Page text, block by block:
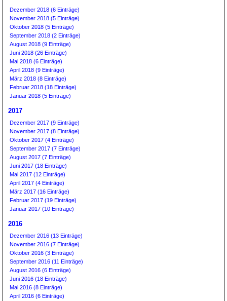
Dezember 2018 (6 Einträge)
November 2018 (5 Einträge)
Oktober 2018 (5 Einträge)
September 2018 (2 Einträge)
August 2018 (9 Einträge)
Juni 2018 (26 Einträge)
Mai 2018 (6 Einträge)
April 2018 (9 Einträge)
März 2018 (8 Einträge)
Februar 2018 (18 Einträge)
Januar 2018 (5 Einträge)
2017
Dezember 2017 (9 Einträge)
November 2017 (8 Einträge)
Oktober 2017 (4 Einträge)
September 2017 (7 Einträge)
August 2017 (7 Einträge)
Juni 2017 (18 Einträge)
Mai 2017 (12 Einträge)
April 2017 (4 Einträge)
März 2017 (16 Einträge)
Februar 2017 (19 Einträge)
Januar 2017 (10 Einträge)
2016
Dezember 2016 (13 Einträge)
November 2016 (7 Einträge)
Oktober 2016 (3 Einträge)
September 2016 (11 Einträge)
August 2016 (6 Einträge)
Juni 2016 (18 Einträge)
Mai 2016 (8 Einträge)
April 2016 (6 Einträge)